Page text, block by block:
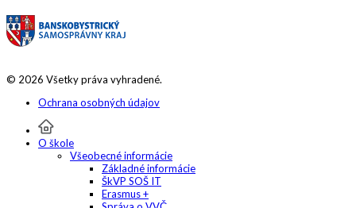
© 2026 Všetky práva vyhradené.
Ochrana osobných údajov
O škole
Všeobecné informácie
Základné informácie
ŠkVP SOŠ IT
Erasmus +